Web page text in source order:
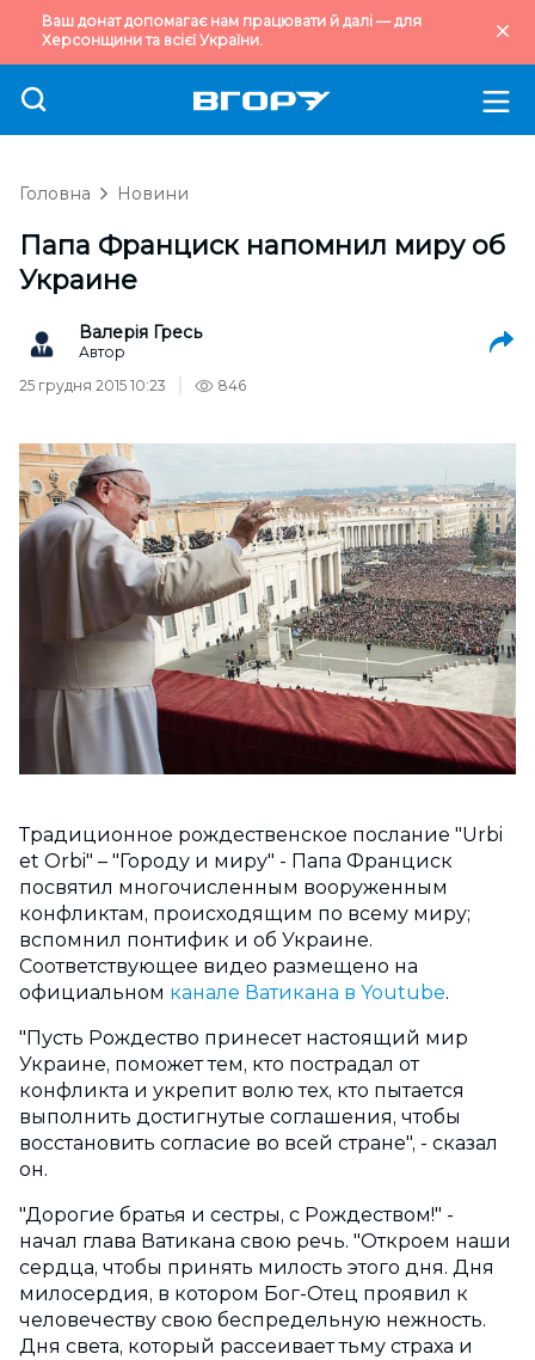
Ваш донат допомагає нам працювати й далі — для
Херсонщини та всієї України.
Головна Новини
Папа Франциск напомнил миру об
Украине
Валерія Гресь
Автор
25 грудня 2015 10:23
846
Традиционное рождественское послание "Urbi
et Orbi" – "Городу и миру" - Папа Франциск
посвятил многочисленным вооруженным
конфликтам, происходящим по всему миру;
вспомнил понтифик и об Украине.
Соответствующее видео размещено на
официальном канале Ватикана в Youtube.
"Пусть Рождество принесет настоящий мир
Украине, поможет тем, кто пострадал от
конфликта и укрепит волю тех, кто пытается
выполнить достигнутые соглашения, чтобы
восстановить согласие во всей стране", - сказал
он.
"Дорогие братья и сестры, с Рождеством!" -
начал глава Ватикана свою речь. "Откроем наши
сердца, чтобы принять милость этого дня. Дня
милосердия, в котором Бог-Отец проявил к
человечеству свою беспредельную нежность.
Дня света, который рассеивает тьму страха и